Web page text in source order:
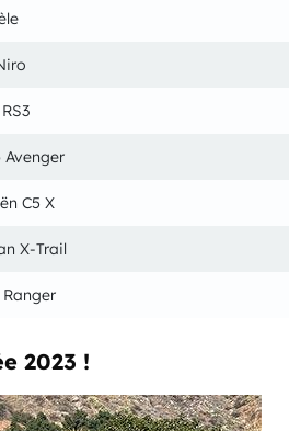
Avenger
C5 X
X-Trail
2023 !